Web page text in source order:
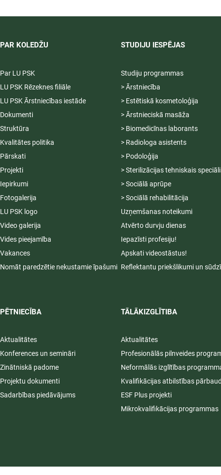
(PIETEIKŠANĀS ATVĒRTA)
PAR KOLEDŽU
Par LU PSK
LU PSK Rēzeknes filiāle
LU PSK Ārstniecības iestāde
Dokumenti
Struktūra
Kvalitātes politika
Pārskati
Projekti
Iepirkumi
Fotogalerija
LU PSK logo
Video galerija
Vides pieejamība
Vakances
Nomāt paredzētie nekustamie īpašumi
PĒTNIECĪBA
Aktualitātes
Konferences un semināri
Zinātniskā padome
Projektu dokumenti
Sadarbības piedāvājums
STUDIJU IESPĒJAS
Studiju programmas
> Ārstniecība
> Estētiskā kosmetoloģija
> Ārstnieciskā masāža
> Biomedicīnas laborants
> Radiologa asistents
> Podoloģija
> Sterilizācijas tehniskais
> Sociālā aprūpe
> Sociālā rehabilitācija
Uzņemšanas noteikumi
Atvērto durvju dienas
Iepazīsti profesiju!
Apskati videostāstus!
Reflektantu priekšlikumi un
TĀLĀKIZGLĪTIBA
Aktualitātes
Profesionālās pilnveides
Neformālās izglītības
Kvalifikācijas atbilstības
ESF Plus projekti
Mikrokvalifikācijas programmas